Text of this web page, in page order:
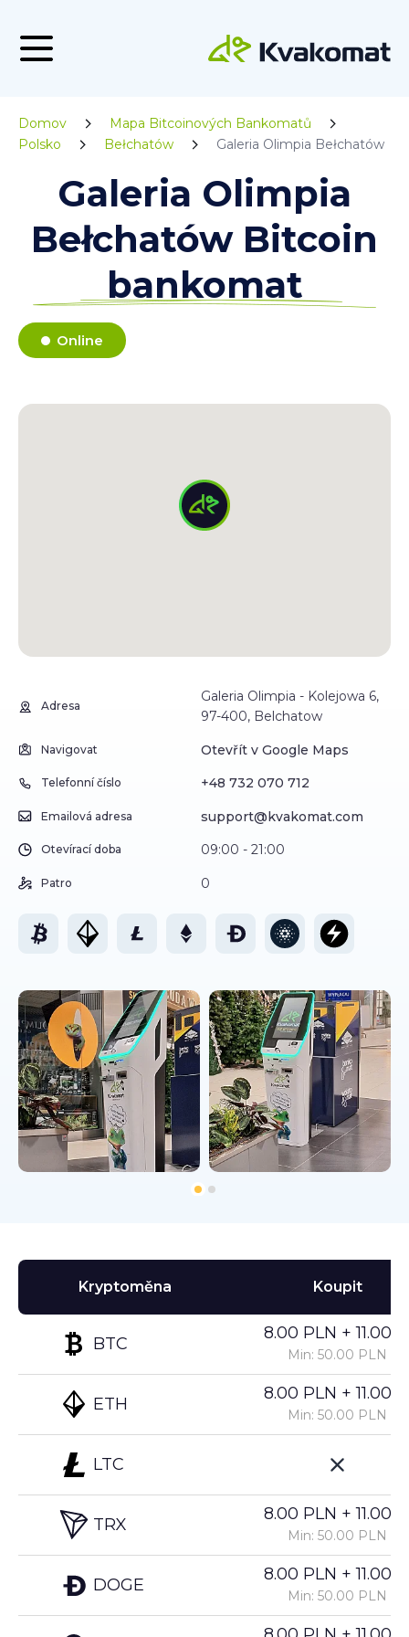
Domov
Mapa Bitcoinových Bankomatů
Polsko
Bełchatów Galeria Olimpia Bełchatów
Galeria Olimpia
Bełchatów Bitcoin
bankomat
Online
Adresa
Galeria Olimpia - Kolejowa 6,
97-400, Belchatow
Navigovat Otevřít v Google Maps
Telefonní číslo +48 732 070 712
Emailová adresa support@kvakomat.com
Otevírací doba 09:00 - 21:00
Patro 0
Kryptoměna
BTC
ETH
LTC
TRX
DOGE
Koupit
8.00 PLN +
Min: 50.00 PLN
8.00 PLN +
Min: 50.00 PLN
8.00 PLN +
Min: 50.00 PLN
8.00 PLN +
Min: 50.00 PLN